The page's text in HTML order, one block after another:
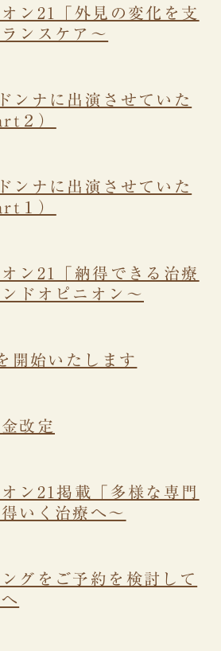
ン21「外見の変化を支
ンスケア～
ンナに出演させていた
２）
ンナに出演させていた
１）
ン21「納得できる治療
ドオピニオン～
開始いたします
改定
ン21掲載「多様な専門
いく治療へ～
グをご予約を検討して